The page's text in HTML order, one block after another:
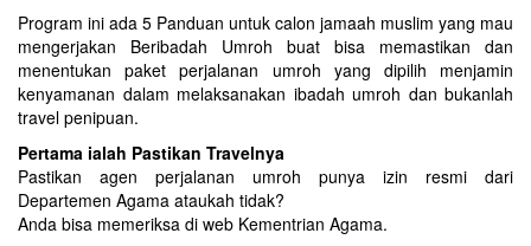
Program ini ada 5 Panduan untuk calon jamaah muslim yang mau
mengerjakan Beribadah Umroh buat bisa memastikan dan
menentukan paket perjalanan umroh yang dipilih menjamin
kenyamanan dalam melaksanakan ibadah umroh dan bukanlah
travel penipuan.
Pertama ialah Pastikan Travelnya
Pastikan agen perjalanan umroh punya izin resmi dari
Departemen Agama ataukah tidak?
Anda bisa memeriksa di web Kementrian Agama.